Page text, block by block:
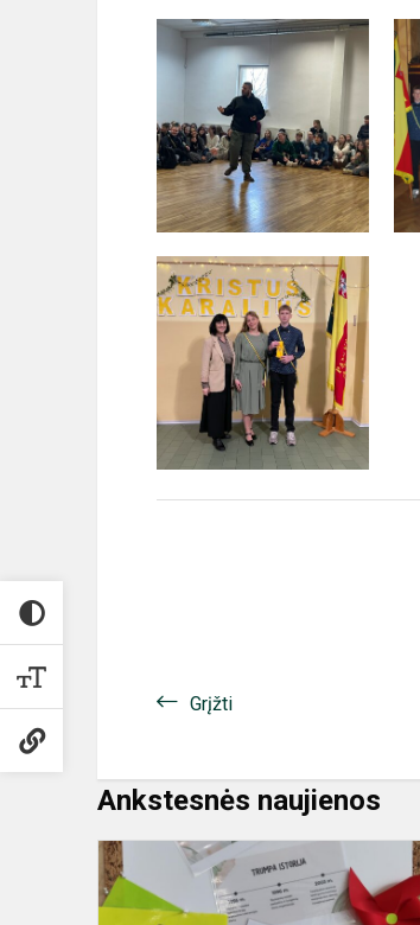
Grįžti
Ankstesnės naujienos